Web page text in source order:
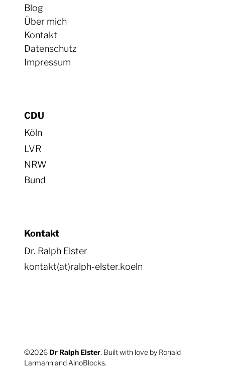
Blog
Über mich
Kontakt
Datenschutz
Impressum
CDU
Köln
LVR
NRW
Bund
Kontakt
Dr. Ralph Elster
kontakt(at)ralph-elster.koeln
©2026 Dr Ralph Elster. Built with love by Ronald
Larmann and AinoBlocks.